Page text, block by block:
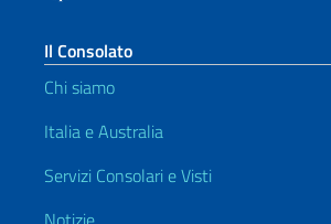
Il Consolato
Chi siamo
Italia e Australia
Servizi Consolari e Visti